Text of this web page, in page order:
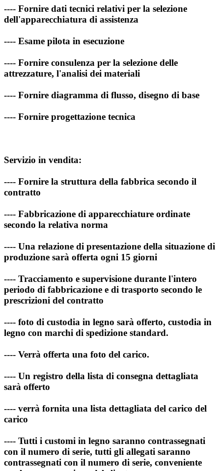
---- Fornire dati tecnici relativi per la selezione
dell'apparecchiatura di assistenza
---- Esame pilota in esecuzione
---- Fornire consulenza per la selezione delle
attrezzature, l'analisi dei materiali
---- Fornire diagramma di flusso, disegno di base
---- Fornire progettazione tecnica
Servizio in vendita:
---- Fornire la struttura della fabbrica secondo il
contratto
---- Fabbricazione di apparecchiature ordinate
secondo la relativa norma
---- Una relazione di presentazione della situazione di
produzione sarà offerta ogni 15 giorni
---- Tracciamento e supervisione durante l'intero
periodo di fabbricazione e di trasporto secondo le
prescrizioni del contratto
---- foto di custodia in legno sarà offerto, custodia in
legno con marchi di spedizione standard.
---- Verrà offerta una foto del carico.
---- Un registro della lista di consegna dettagliata
sarà offerto
---- verrà fornita una lista dettagliata del carico del
carico
---- Tutti i customi in legno saranno contrassegnati
con il numero di serie, tutti gli allegati saranno
contrassegnati con il numero di serie, conveniente